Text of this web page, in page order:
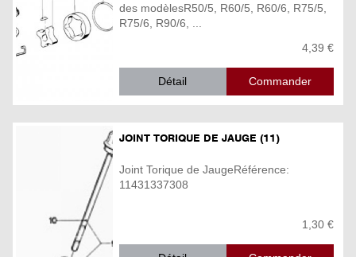
des modèlesR50/5, R60/5, R60/6, R75/5,
R75/6, R90/6, ...
4,39 €
Détail
JOINT TORIQUE DE JAUGE (11)
Joint Torique de JaugeRéférence:
11431337308
1,30 €